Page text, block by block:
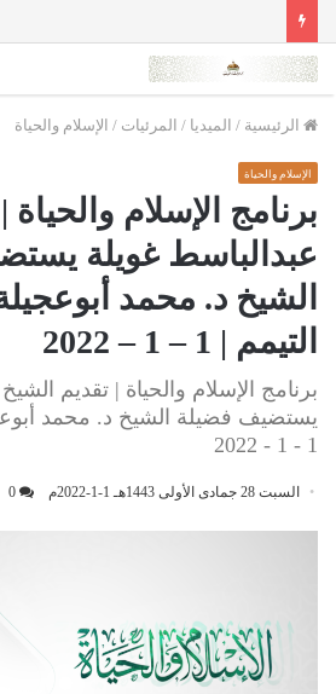
الرئيسية / الميديا / المرئيات / الإسلام والحياة
الإسلام والحياة
برنامج الإسلام
عبدالباسط غويلة
الشيخ د. محمد
التيمم | 1 – 1 – 2022
برنامج الإسلام والحياة | تقديم
يستضيف فضيلة الشيخ د. محمد
1 - 1 - 2022
السبت 28 جمادى الأولى 1443هـ 1-1-2022م 0